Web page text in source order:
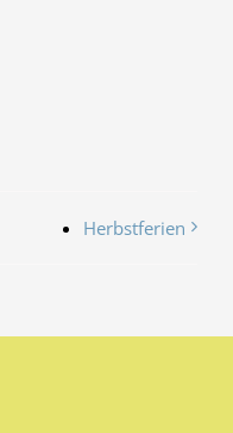
Herbstferien